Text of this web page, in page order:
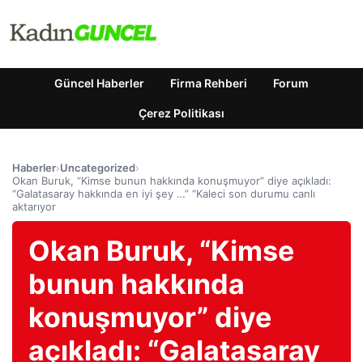
Güncel Haberler Firma Rehberi Forum
Çerez Politikası
Haberler›Uncategorized›
Okan Buruk, “Kimse bunun hakkında konuşmuyor” diye açıkladı:
“Galatasaray hakkında en iyi şey …” “Kaleci son durumu canlı
aktarıyor
Okan Buruk, “Kimse
bunun hakkında
konuşmuyor” diye
açıkladı: “Galatasaray